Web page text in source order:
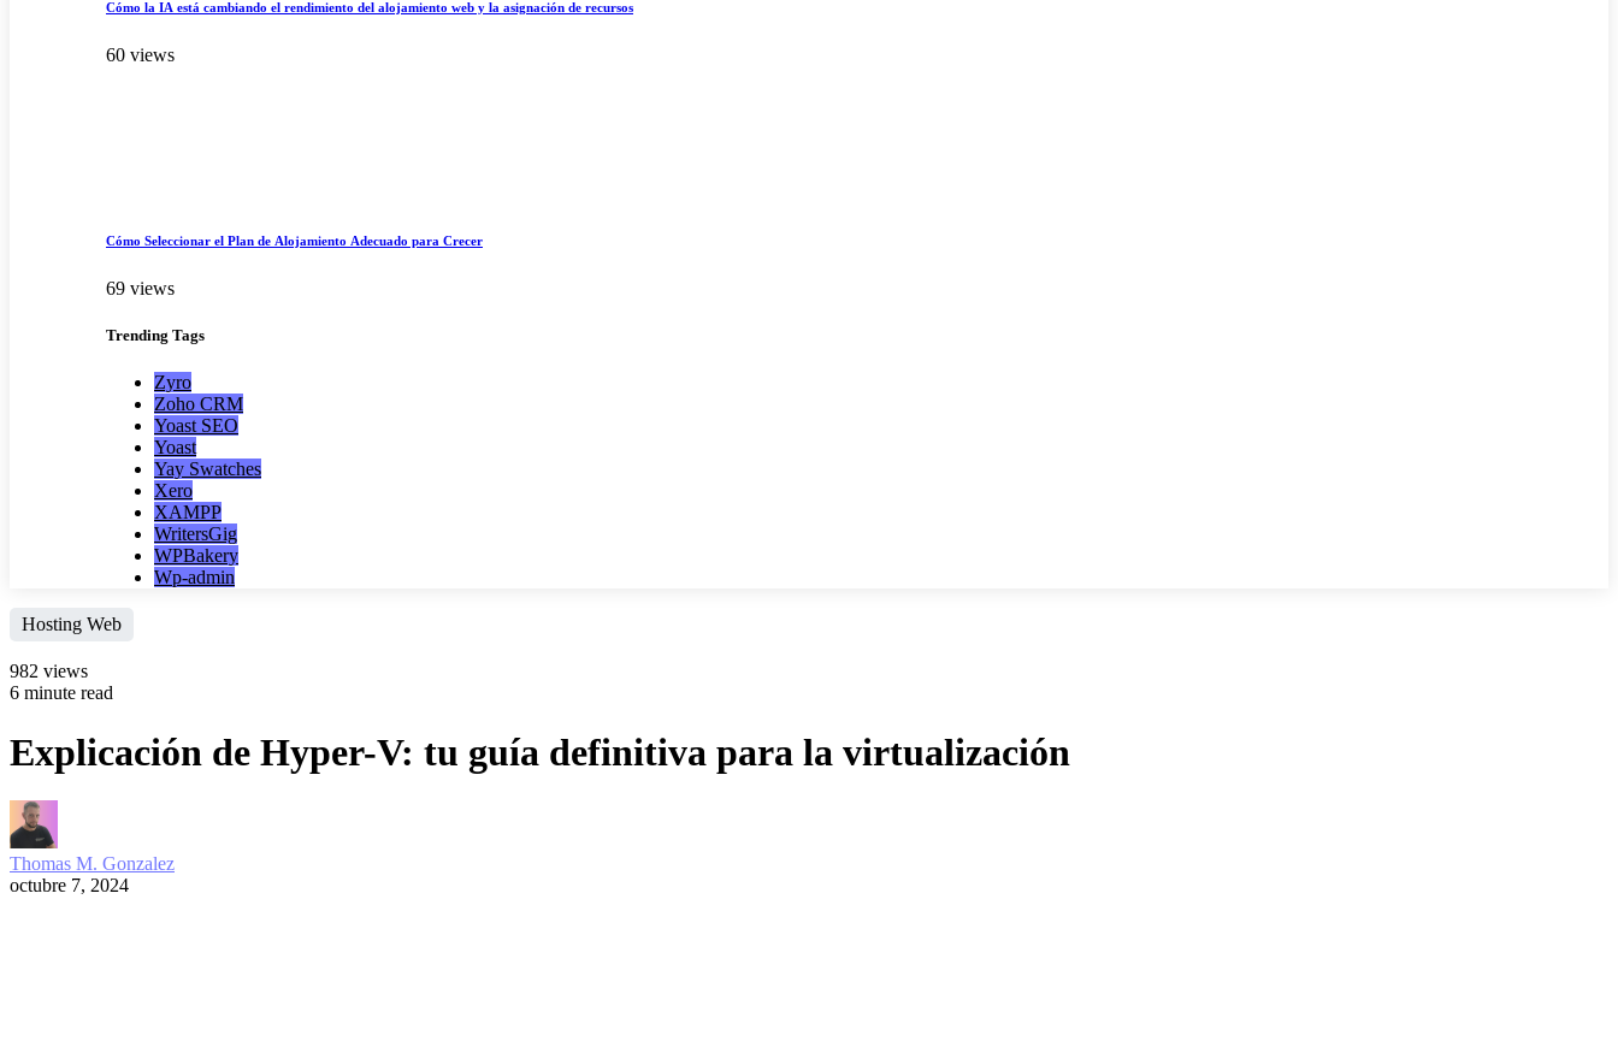
Cómo la IA está cambiando el rendimiento del alojamiento web y la asignación de recursos
60 views
Cómo Seleccionar el Plan de Alojamiento Adecuado para Crecer
69 views
Trending Tags
Zyro
Zoho CRM
Yoast SEO
Yoast
Yay Swatches
Xero
XAMPP
WritersGig
WPBakery
Wp-admin
Hosting Web
982 views
6 minute read
Explicación de Hyper-V: tu guía definitiva para la virtualización
Thomas M. Gonzalez
octubre 7, 2024